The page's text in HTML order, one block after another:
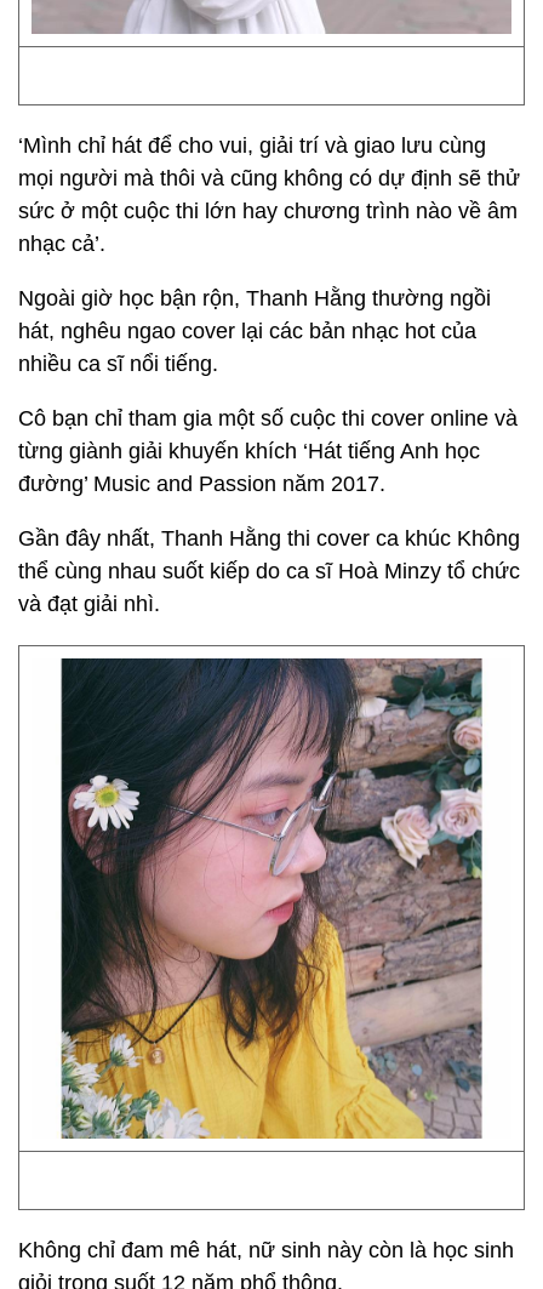
‘Mình chỉ hát để cho vui, giải trí và giao lưu cùng
mọi người mà thôi và cũng không có dự định sẽ thử
sức ở một cuộc thi lớn hay chương trình nào về âm
nhạc cả’.
Ngoài giờ học bận rộn, Thanh Hằng thường ngồi
hát, nghêu ngao cover lại các bản nhạc hot của
nhiều ca sĩ nổi tiếng.
Cô bạn chỉ tham gia một số cuộc thi cover online và
từng giành giải khuyến khích ‘Hát tiếng Anh học
đường’ Music and Passion năm 2017.
Gần đây nhất, Thanh Hằng thi cover ca khúc Không
thể cùng nhau suốt kiếp do ca sĩ Hoà Minzy tổ chức
và đạt giải nhì.
Không chỉ đam mê hát, nữ sinh này còn là học sinh
giỏi trong suốt 12 năm phổ thông.